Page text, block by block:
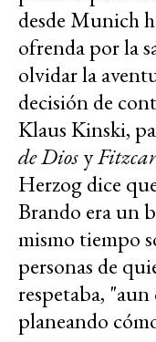
desde Munich
ofrenda por la
olvidar la
decisión de
Klaus Kinski,
de Diosy
Herzog dice
Brando era un
mismo tiempo
personas de
respetaba, "aun
planeando